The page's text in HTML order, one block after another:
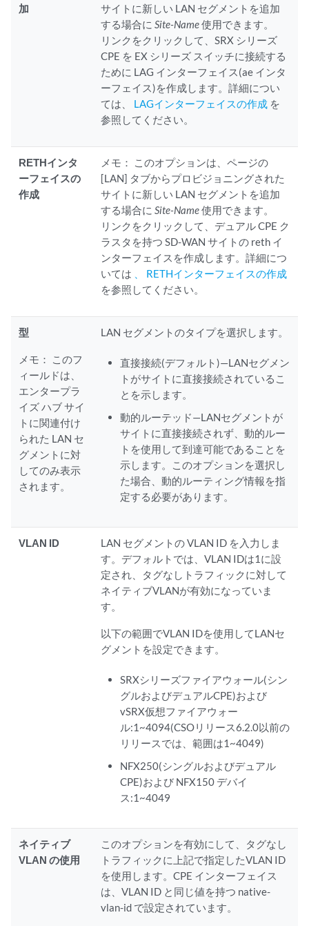
加
サイトに新しい LAN セグメントを追加
する場合にSite-Name使用できます。
リンクをクリックして、SRX シリーズ
CPE を EX シリーズ スイッチに接続する
ために LAG インターフェイス(ae インタ
ーフェイス)を作成します。詳細につい
ては、 LAGインターフェイスの作成 を
参照してください。
RETHインタ
ーフェイスの
作成
メモ：
このオプションは、ページの
[LAN] タブからプロビジョニングされた
サイトに新しい LAN セグメントを追加
する場合にSite-Name使用できます。
リンクをクリックして、デュアル CPE ク
ラスタを持つ SD-WAN サイトの reth イ
ンターフェイスを作成します。詳細につ
いては
、 RETHインターフェイスの作成
を参照してください。
型
メモ：
このフ
ィールドは、
エンタープラ
イズ ハブ サイ
トに関連付け
られた LAN セ
グメントに対
してのみ表示
されます。
LAN セグメントのタイプを選択します。
直接接続(デフォルト)—LANセグメン
トがサイトに直接接続されているこ
とを示します。
動的ルーテッド—LANセグメントが
サイトに直接接続されず、動的ルー
トを使用して到達可能であることを
示します。このオプションを選択し
た場合、動的ルーティング情報を指
定する必要があります。
VLAN ID
LAN セグメントの VLAN ID を入力しま
す。デフォルトでは、VLAN IDは1に設
定され、タグなしトラフィックに対して
ネイティブVLANが有効になっていま
す。
以下の範囲でVLAN IDを使用してLANセ
グメントを設定できます。
SRXシリーズファイアウォール(シン
グルおよびデュアルCPE)および
vSRX仮想ファイアウォー
ル:1~4094(CSOリリース6.2.0以前の
リリースでは、範囲は1~4049)
NFX250(シングルおよびデュアル
CPE)および NFX150 デバイ
ス:1~4049
ネイティブ
VLAN の使用
このオプションを有効にして、タグなし
トラフィックに上記で指定したVLAN ID
を使用します。CPE インターフェイス
は、VLAN ID と同じ値を持つ native-
vlan-id で設定されています。